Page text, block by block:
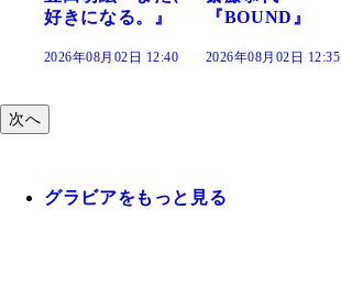
『BOUND』
2026年08月02日 12:35
『Sunflower』
2026年08月02日 12:30
次へ
グラビアをもっと見る